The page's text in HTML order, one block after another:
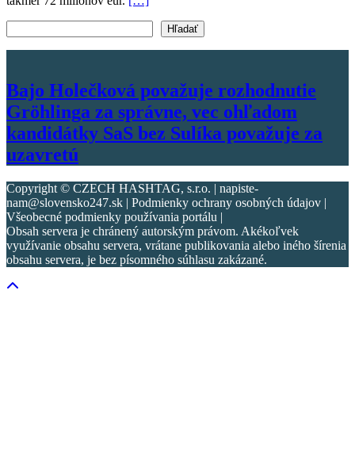
Hľadať
Bajo Holečková považuje rozhodnutie
Gröhlinga za správne, vec ohľadom
kandidátky SaS bez Sulíka považuje za
uzavretú
Copyright © CZECH HASHTAG, s.r.o. | napiste-
nam@slovensko247.sk | Podmienky ochrany osobných údajov |
Všeobecné podmienky používania portálu |
Obsah servera je chránený autorským právom. Akékoľvek
využívanie obsahu servera, vrátane publikovania alebo iného šírenia
obsahu servera, je bez písomného súhlasu zakázané.